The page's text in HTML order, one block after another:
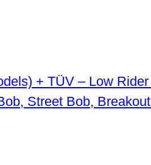
Street Bob, Breakout